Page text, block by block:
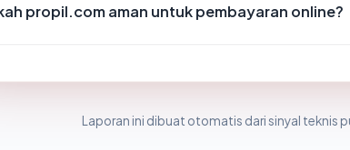
propil.com aman untuk pembayaran online?
Laporan ini dibuat otomatis dari sinyal teknis